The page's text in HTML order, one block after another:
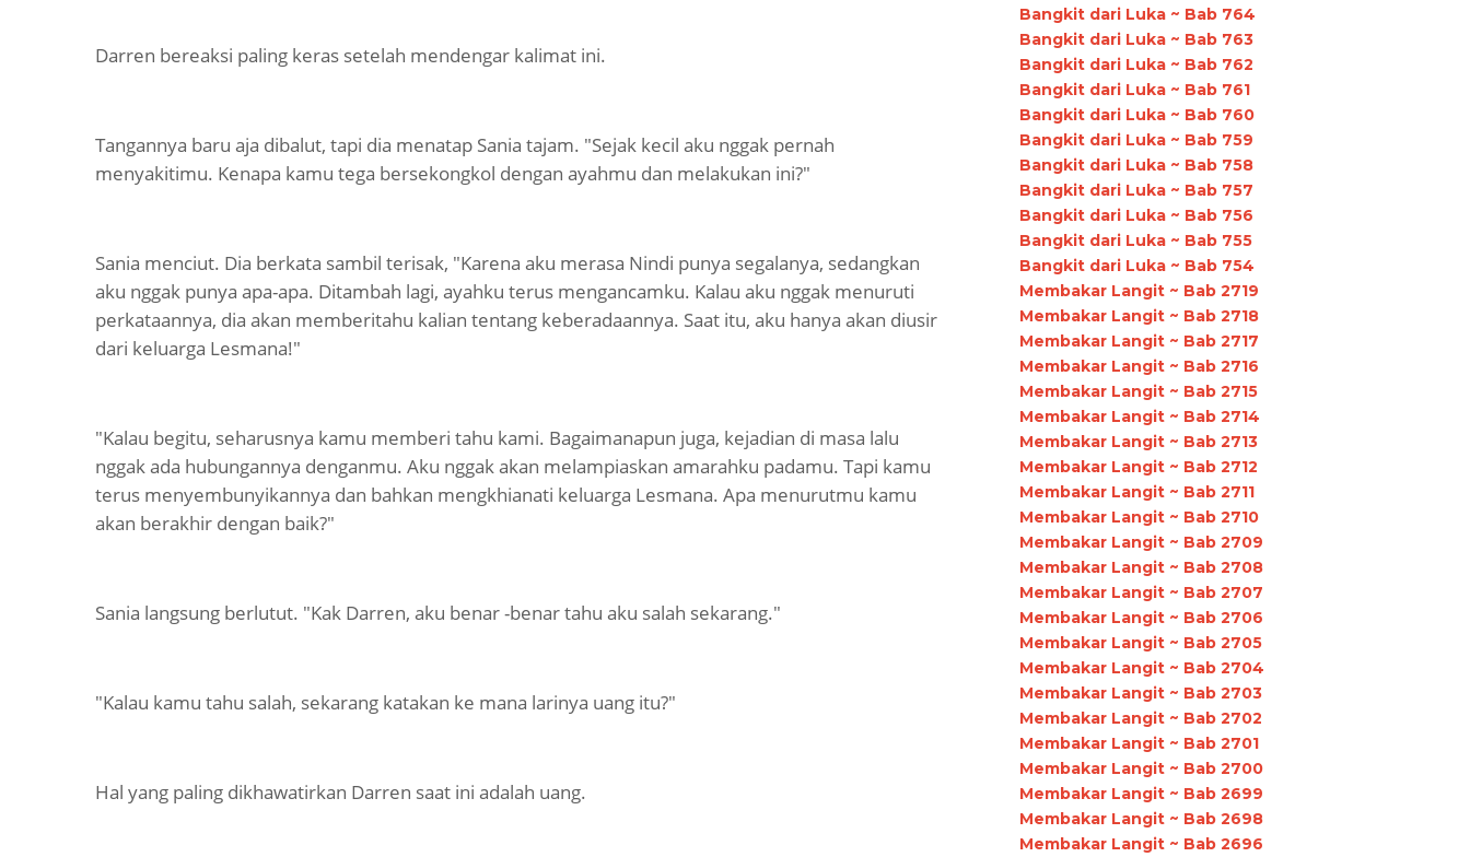
Darren bereaksi paling keras setelah mendengar kalimat ini.
Tangannya baru aja dibalut, tapi dia menatap Sania tajam. "Sejak kecil aku nggak pernah
menyakitimu. Kenapa kamu tega bersekongkol dengan ayahmu dan melakukan ini?"
Sania menciut. Dia berkata sambil terisak, "Karena aku merasa Nindi punya segalanya, sedangkan
aku nggak punya apa-apa. Ditambah lagi, ayahku terus mengancamku. Kalau aku nggak menuruti
perkataannya, dia akan memberitahu kalian tentang keberadaannya. Saat itu, aku hanya akan diusir
dari keluarga Lesmana!"
"Kalau begitu, seharusnya kamu memberi tahu kami. Bagaimanapun juga, kejadian di masa lalu
nggak ada hubungannya denganmu. Aku nggak akan melampiaskan amarahku padamu. Tapi kamu
terus menyembunyikannya dan bahkan mengkhianati keluarga Lesmana. Apa menurutmu kamu
akan berakhir dengan baik?"
Sania langsung berlutut. "Kak Darren, aku benar -benar tahu aku salah sekarang."
"Kalau kamu tahu salah, sekarang katakan ke mana larinya uang itu?"
Hal yang paling dikhawatirkan Darren saat ini adalah uang.
Bangkit dari Luka ~ Bab 764
Bangkit dari Luka ~ Bab 763
Bangkit dari Luka ~ Bab 762
Bangkit dari Luka ~ Bab 761
Bangkit dari Luka ~ Bab 760
Bangkit dari Luka ~ Bab 759
Bangkit dari Luka ~ Bab 758
Bangkit dari Luka ~ Bab 757
Bangkit dari Luka ~ Bab 756
Bangkit dari Luka ~ Bab 755
Bangkit dari Luka ~ Bab 754
Membakar Langit ~ Bab 2719
Membakar Langit ~ Bab 2718
Membakar Langit ~ Bab 2717
Membakar Langit ~ Bab 2716
Membakar Langit ~ Bab 2715
Membakar Langit ~ Bab 2714
Membakar Langit ~ Bab 2713
Membakar Langit ~ Bab 2712
Membakar Langit ~ Bab 2711
Membakar Langit ~ Bab 2710
Membakar Langit ~ Bab 2709
Membakar Langit ~ Bab 2708
Membakar Langit ~ Bab 2707
Membakar Langit ~ Bab 2706
Membakar Langit ~ Bab 2705
Membakar Langit ~ Bab 2704
Membakar Langit ~ Bab 2703
Membakar Langit ~ Bab 2702
Membakar Langit ~ Bab 2701
Membakar Langit ~ Bab 2700
Membakar Langit ~ Bab 2699
Membakar Langit ~ Bab 2698
Membakar Langit ~ Bab 2696